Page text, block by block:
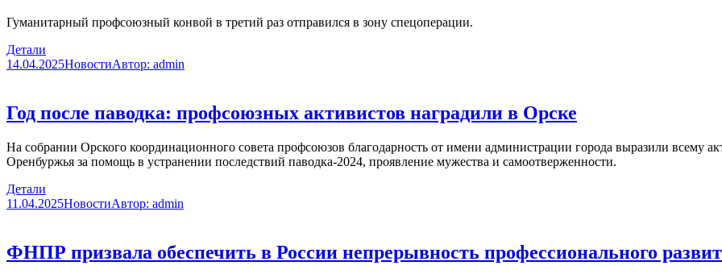
Гуманитарный профсоюзный конвой в третий раз отправился в зону спецоперации.
Детали
14.04.2025НовостиАвтор: admin
Год после паводка: профсоюзных активистов наградили в Орске
На собрании Орского координационного совета профсоюзов благодарность от имени администрации города выразили всему
Оренбуржья за помощь в устранении последствий паводка-2024, проявление мужества и самоотверженности.
Детали
11.04.2025НовостиАвтор: admin
ФНПР призвала обеспечить в России непрерывность профессионального